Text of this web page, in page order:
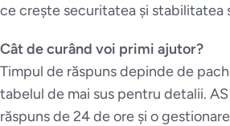
ce crește securitatea și stabilitatea
Cât de curând voi primi ajutor?
Timpul de răspuns depinde de
tabelul de mai sus pentru detalii.
răspuns de 24 de ore și o